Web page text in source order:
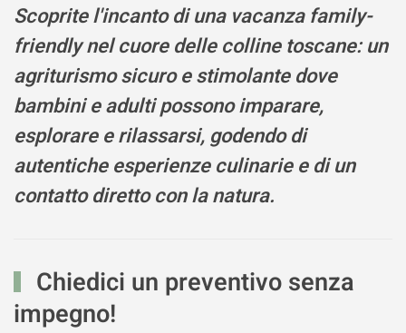
Scoprite l'incanto di una vacanza family-
friendly nel cuore delle colline toscane: un
agriturismo sicuro e stimolante dove
bambini e adulti possono imparare,
esplorare e rilassarsi, godendo di
autentiche esperienze culinarie e di un
contatto diretto con la natura.
Chiedici un preventivo senza
impegno!